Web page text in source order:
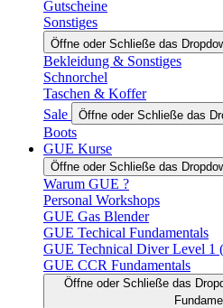
Gutscheine
Sonstiges
Öffne oder Schließe das
Bekleidung & Sonstiges
Schnorchel
Taschen & Koffer
Sale
Öffne oder Schließe das
Boots
GUE Kurse
Öffne oder Schließe das
Warum GUE ?
Personal Workshops
GUE Gas Blender
GUE Techical Fundamentals
GUE Technical Diver Level 1
GUE CCR Fundamentals
Öffne oder Schließe das